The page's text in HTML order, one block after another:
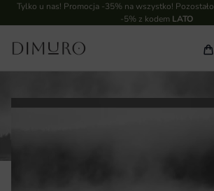
Tylko u nas! Promocja -35% na wszystko! Pozostało
-5% z kodem LATO